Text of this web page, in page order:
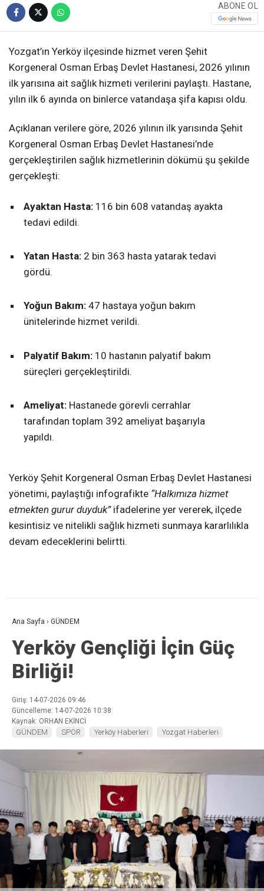
ABONE OL
Yozgat’ın Yerköy ilçesinde hizmet veren Şehit
Korgeneral Osman Erbaş Devlet Hastanesi, 2026 yılının
ilk yarısına ait sağlık hizmeti verilerini paylaştı. Hastane,
yılın ilk 6 ayında on binlerce vatandaşa şifa kapısı oldu.
Açıklanan verilere göre, 2026 yılının ilk yarısında Şehit
Korgeneral Osman Erbaş Devlet Hastanesi’nde
gerçekleştirilen sağlık hizmetlerinin dökümü şu şekilde
gerçekleşti:
Ayaktan Hasta: 116 bin 608 vatandaş ayakta
tedavi edildi.
Yatan Hasta: 2 bin 363 hasta yatarak tedavi
gördü.
Yoğun Bakım: 47 hastaya yoğun bakım
ünitelerinde hizmet verildi.
Palyatif Bakım: 10 hastanın palyatif bakım
süreçleri gerçekleştirildi.
Ameliyat: Hastanede görevli cerrahlar
tarafından toplam 392 ameliyat başarıyla
yapıldı.
Yerköy Şehit Korgeneral Osman Erbaş Devlet Hastanesi
yönetimi, paylaştığı infografikte “Halkımıza hizmet
etmekten gurur duyduk”ifadelerine yer vererek, ilçede
kesintisiz ve nitelikli sağlık hizmeti sunmaya kararlılıkla
devam edeceklerini belirtti.
Ana Sayfa › GÜNDEM
Yerköy Gençliği İçin Güç
Birliği!
Giriş: 14-07-2026 09:46
Güncelleme: 14-07-2026 10:38
Kaynak: ORHAN EKİNCİ
GÜNDEM SPOR Yerköy Haberleri Yozgat Haberleri